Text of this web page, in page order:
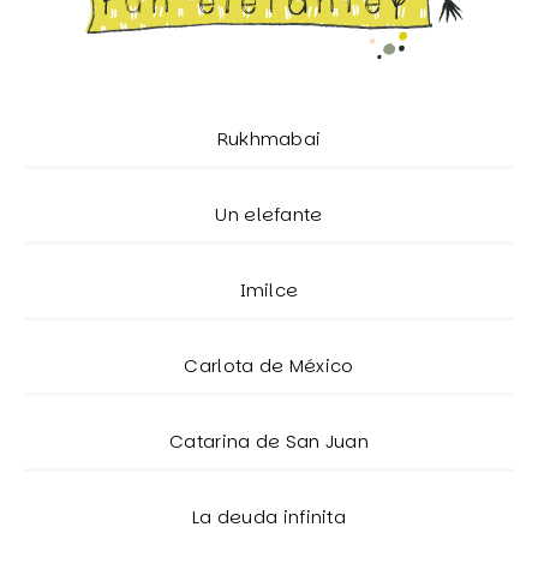
Rukhmabai
Un elefante
Imilce
Carlota de México
Catarina de San Juan
La deuda infinita